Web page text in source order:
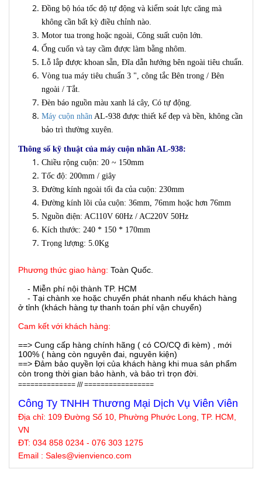
Đồng bộ hóa tốc độ tự động và kiểm soát lực căng mà
không cần bất kỳ điều chỉnh nào.
Motor tua trong hoặc ngoài, Công suất cuộn lớn.
Ống cuốn và tay cầm được làm bằng nhôm.
Lỗ lắp được khoan sẵn, Đĩa dẫn hướng bên ngoài tiêu chuẩn.
Vòng tua máy tiêu chuẩn 3 ", công tắc Bên trong / Bên
ngoài / Tắt.
Đèn báo nguồn màu xanh lá cây, Có tự động.
Máy cuộn nhãn AL-938 được thiết kế đẹp và bền, không cần
bảo trì thường xuyên.
Thông số kỹ thuật của máy cuộn nhãn AL-938:
Chiều rộng cuộn: 20 ~ 150mm
Tốc độ: 200mm / giây
Đường kính ngoài tối đa của cuộn: 230mm
Đường kính lõi của cuộn: 36mm, 76mm hoặc hơn 76mm
Nguồn điện: AC110V 60Hz / AC220V 50Hz
Kích thước: 240 * 150 * 170mm
Trọng lượng: 5.0Kg
Phương thức giao hàng: Toàn Quốc.
- Miễn phí nội thành TP. HCM
- Tại chành xe hoặc chuyển phát nhanh nếu khách hàng
ở tỉnh (khách hàng tự thanh toán phí vận chuyển)
Cam kết với khách hàng:
==> Cung cấp hàng chính hãng ( có CO/CQ đi kèm) , mới
100% ( hàng còn nguyên đai, nguyên kiện)
==> Đảm bảo quyền lợi của khách hàng khi mua sản phẩm
còn trong thời gian bảo hành, và bảo trì trọn đời.
============== /// =================
Công Ty TNHH Thương Mại Dịch Vụ Viên Viên
Địa chỉ: 109 Đường Số 10, Phường Phước Long, TP. HCM,
VN
ĐT: 034 858 0234 - 076 303 1275
Email : Sales@vienvienco .com